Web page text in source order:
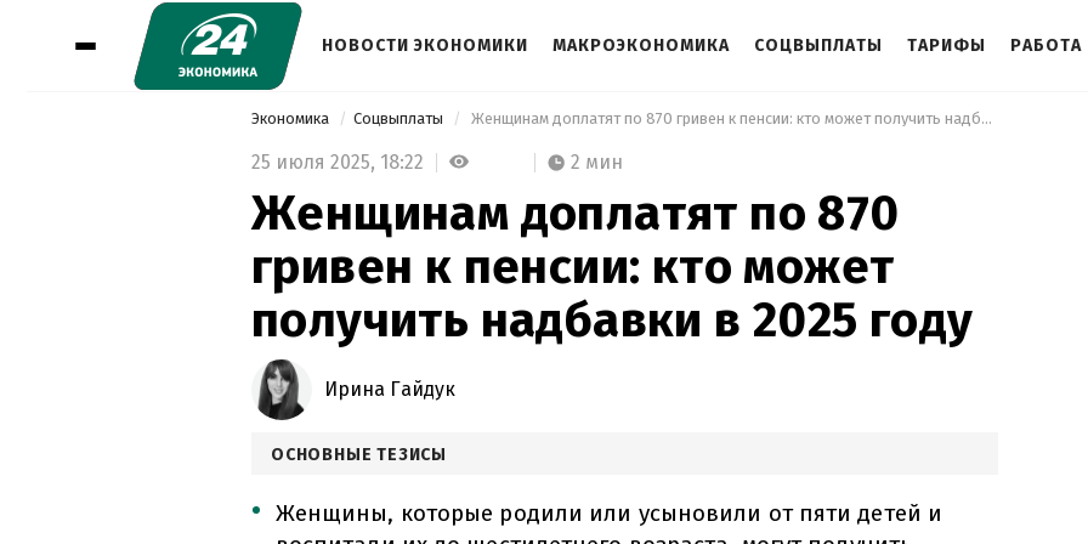
НОВОСТИ ЭКОНОМИКИ МАКРОЭКОНОМИКА СОЦВЫПЛАТЫ ТАРИФЫ РАБОТА
Экономика Соцвыплаты Женщинам доплатят по 870 гривен к пенсии: кто может получить надбавки в 2025 году
25 июля 2025, 18:22 2 мин
Женщинам доплатят по 870
гривен к пенсии: кто может
получить надбавки в 2025 году
Ирина Гайдук
ОСНОВНЫЕ ТЕЗИСЫ
Женщины, которые родили или усыновили от пяти детей и